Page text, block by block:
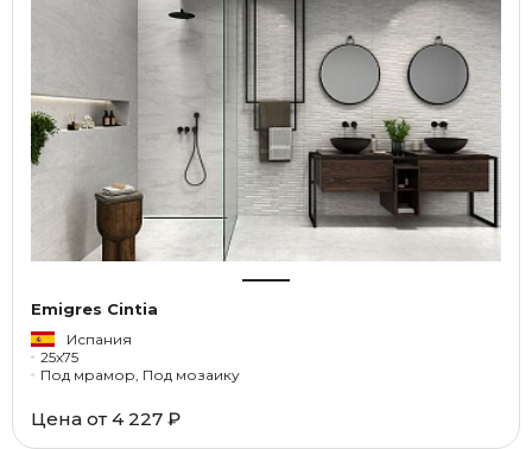
Emigres Cintia
Испания
25x75
Под мрамор, Под мозаику
Цена от 4 227 ₽